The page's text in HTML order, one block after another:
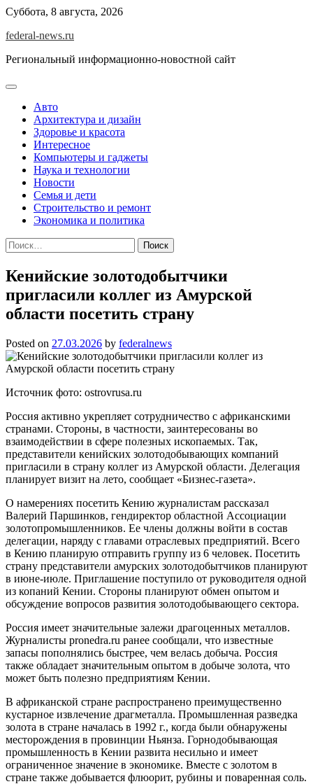
Skip
content
Суббота, 8 августа, 2026
federal-news.ru
Региональный информационно-новостной сайт
Авто
Архитектура и дизайн
Здоровье и красота
Интересное
Компьютеры и гаджеты
Наука и технологии
Новости
Семья и дети
Строительство и ремонт
Экономика и политика
Найти:
Кенийские золотодобытчики
пригласили коллег из Амурской
области посетить страну
Posted on 27.03.2026 by federalnews
Источник фото: ostrovrusa.ru
Россия активно укрепляет сотрудничество с африканскими
странами. Стороны, в частности, заинтересованы во
взаимодействии в сфере полезных ископаемых. Так,
представители кенийских золотодобывающих компаний
пригласили в страну коллег из Амурской области. Делегация
планирует визит на лето, сообщает «Бизнес-газета».
О намерениях посетить Кению журналистам рассказал
Валерий Паршинков, гендиректор областной Ассоциации
золотопромышленников. Ее члены должны войти в состав
делегации, наряду с главами отраслевых предприятий. Всего
в Кению планирую отправить группу из 6 человек. Посетить
страну представители амурских золотодобытчиков планируют
в июне-июле. Приглашение поступило от руководителя одной
из копаний Кении. Стороны планируют обмен опытом и
обсуждение вопросов развития золотодобывающего сектора.
Россия имеет значительные залежи драгоценных металлов.
Журналисты pronedra.ru ранее сообщали, что известные
запасы пополнялись быстрее, чем велась добыча. Россия
также обладает значительным опытом в добыче золота, что
может быть полезно предприятиям Кении.
В африканской стране распространено преимущественно
кустарное извлечение драгметалла. Промышленная разведка
золота в стране началась в 1992 г., когда были обнаружены
месторождения в провинции Ньянза. Горнодобывающая
промышленность в Кении развита несильно и имеет
ограниченное значение в экономике. Вместе с золотом в
стране также добывается флюорит, рубины и поваренная соль.